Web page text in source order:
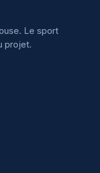
Le sport
projet.